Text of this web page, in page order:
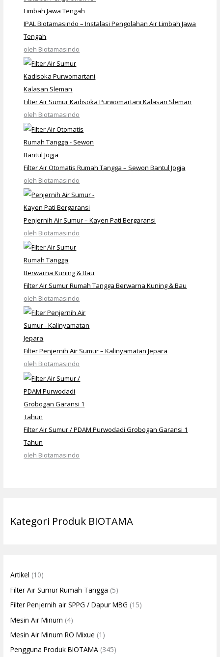
IPAL Biotamasindo – Instalasi Pengolahan Air Limbah Jawa
Tengah
oleh Biotamasindo
Filter Air Sumur Kadisoka Purwomartani Kalasan Sleman
oleh Biotamasindo
Filter Air Otomatis Rumah Tangga – Sewon Bantul Jogja
oleh Biotamasindo
Penjernih Air Sumur – Kayen Pati Bergaransi
oleh Biotamasindo
Filter Air Sumur Rumah Tangga Berwarna Kuning & Bau
oleh Biotamasindo
Filter Penjernih Air Sumur – Kalinyamatan Jepara
oleh Biotamasindo
Filter Air Sumur / PDAM Purwodadi Grobogan Garansi 1
Tahun
oleh Biotamasindo
Kategori Produk BIOTAMA
Artikel (10)
Filter Air Sumur Rumah Tangga (5)
Filter Penjernih air SPPG / Dapur MBG (15)
Mesin Air Minum (4)
Mesin Air Minum RO Mixue (1)
Pengguna Produk BIOTAMA (345)